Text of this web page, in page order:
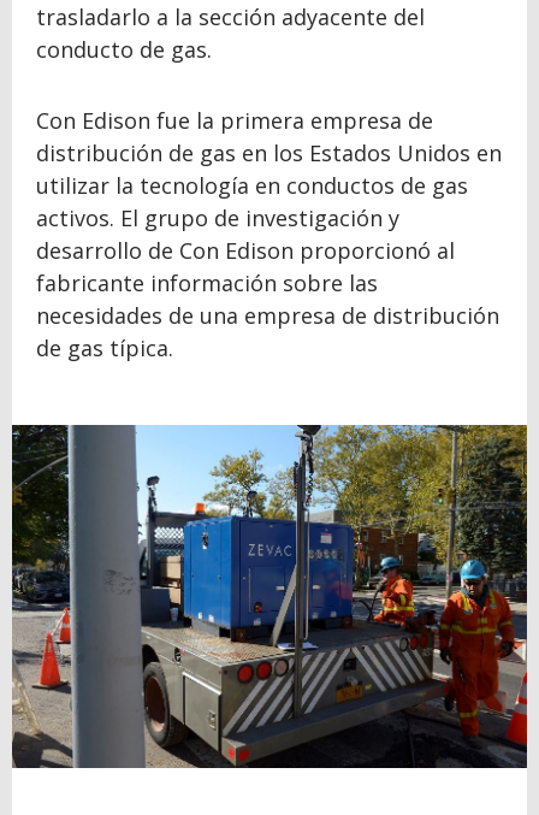
trasladarlo a la sección adyacente del
conducto de gas.
Con Edison fue la primera empresa de
distribución de gas en los Estados Unidos en
utilizar la tecnología en conductos de gas
activos. El grupo de investigación y
desarrollo de Con Edison proporcionó al
fabricante información sobre las
necesidades de una empresa de distribución
de gas típica.